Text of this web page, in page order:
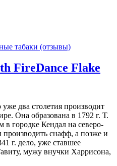
табаки (отзывы)
FireDance Flake
два столетия производит
Она образована в 1792 г. Т.
городке Кендал на северо-
производить снафф, а позже и
г. дело, уже ставшее
мужу внучки Харрисона,